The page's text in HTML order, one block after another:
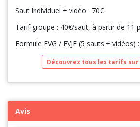
Saut individuel + vidéo : 70€
Tarif groupe : 40€/saut, à partir de 11
Formule EVG / EVJF (5 sauts + vidéos)
Découvrez tous les tarifs sur
Avis